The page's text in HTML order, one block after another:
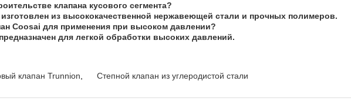
клапана кусового сегмента?
из высококачественной нержавеющей стали и прочных полимеров.
Coosai для применения при высоком давлении?
для легкой обработки высоких давлений.
клапан Trunnion Степной клапан из углеродистой стали